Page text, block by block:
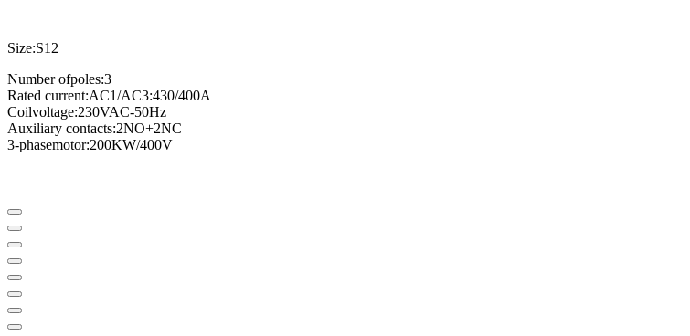
Size:S12
Number ofpoles:3
Rated current:AC1/AC3:430/400A
Coilvoltage:230VAC-50Hz
Auxiliary contacts:2NO+2NC
3-phasemotor:200KW/400V